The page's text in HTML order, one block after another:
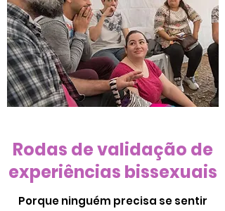
Rodas de validação de
experiências bissexuais
Porque ninguém precisa se sentir